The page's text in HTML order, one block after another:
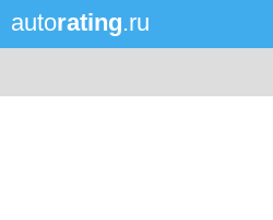
autorating.ru